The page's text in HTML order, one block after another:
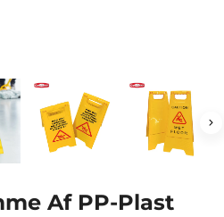
Af PP-Plast